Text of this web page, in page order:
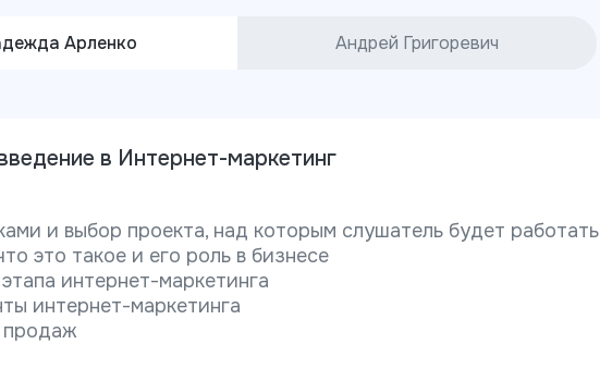
Арленко Андрей Григоревич
в Интернет-маркетинг
и выбор проекта, над которым слушатель будет работать
это такое и его роль в бизнесе
интернет-маркетинга
интернет-маркетинга
продаж